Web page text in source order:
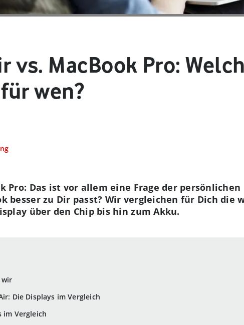
vs. MacBook Pro:
wen?
wir
Die Displays im Vergleich
im Vergleich
Pro: Das ist vor allem eine Frage der
besser zu Dir passt? Wir vergleichen für Dich die
über den Chip bis hin zum Akku.